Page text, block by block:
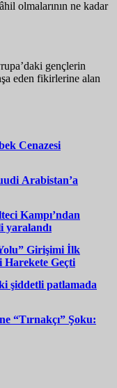
olmalarının ne kadar
gençlerin
eden fikirlerine alan
Cenazesi
Arabistan’a
Kampı’ndan
yaralandı
Girişimi İlk
Harekete Geçti
şiddetli patlamada
“Tırnakçı” Şoku: